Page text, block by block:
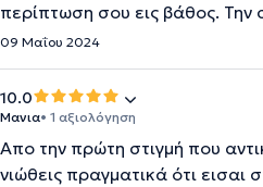
περίπτωση σου εις βάθος. Την
09 Μαΐου 2024
10.0
Μανια• 1 αξιολόγηση
Απο την πρώτη στιγμή που
νιώθεις πραγματικά ότι εισαι